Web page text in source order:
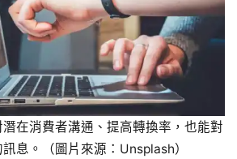
在消費者溝通、提高轉換率，也能對
息。（圖片來源：Unsplash）